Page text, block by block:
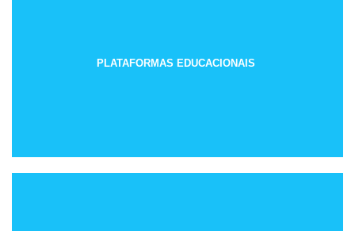
PLATAFORMAS EDUCACIONAIS